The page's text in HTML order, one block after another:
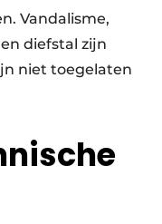
Vandalisme,
diefstal zijn
niet toegelaten